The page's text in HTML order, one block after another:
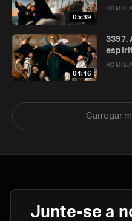
05:39
04:46
3397.
Carregar
Junte-se a